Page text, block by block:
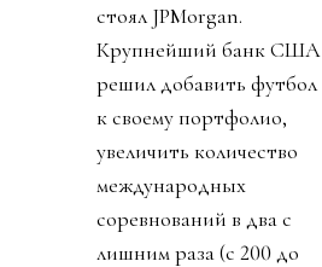
стоял JPMorgan.
Крупнейший банк США
решил добавить футбол
к своему портфолио,
увеличить количество
международных
соревнований в два с
лишним раза (с 200 до